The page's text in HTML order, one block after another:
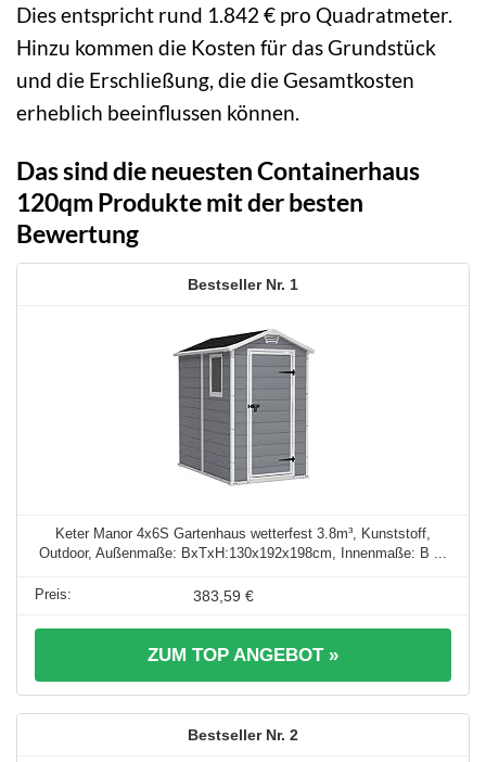
Dies entspricht rund 1.842 € pro Quadratmeter.
Hinzu kommen die Kosten für das Grundstück
und die Erschließung, die die Gesamtkosten
erheblich beeinflussen können.
Das sind die neuesten Containerhaus
120qm Produkte mit der besten
Bewertung
1
Keter Manor 4x6S Gartenhaus wetterfest 3.8m³, Kunststoff,
Outdoor, Außenmaße: BxTxH:130x192x198cm, Innenmaße: B ...
383,59 €
ZUM TOP ANGEBOT »
2